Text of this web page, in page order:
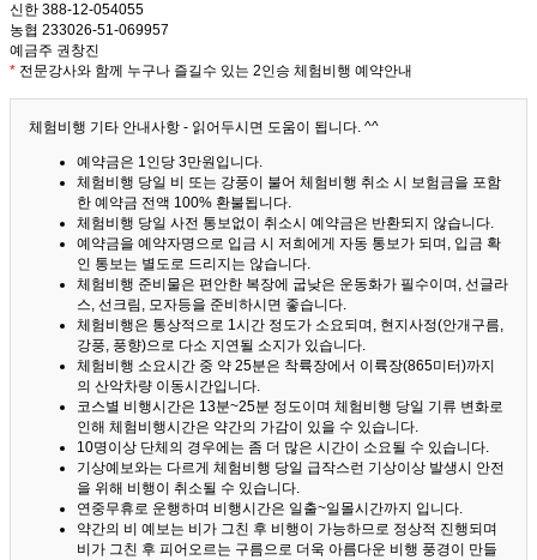
신한 388-12-054055
농협 233026-51-069957
예금주 권창진
* 전문강사와 함께 누구나 즐길수 있는 2인승 체험비행 예약안내
체험비행 기타 안내사항 - 읽어두시면 도움이 됩니다. ^^
예약금은 1인당 3만원입니다.
체험비행 당일 비 또는 강풍이 불어 체험비행 취소 시 보험금을 포함
한 예약금 전액 100% 환불됩니다.
체험비행 당일 사전 통보없이 취소시 예약금은 반환되지 않습니다.
예약금을 예약자명으로 입금 시 저희에게 자동 통보가 되며, 입금 확
인 통보는 별도로 드리지는 않습니다.
체험비행 준비물은 편안한 복장에 굽낮은 운동화가 필수이며, 선글라
스, 선크림, 모자등을 준비하시면 좋습니다.
체험비행은 통상적으로 1시간 정도가 소요되며, 현지사정(안개구름,
강풍, 풍향)으로 다소 지연될 소지가 있습니다.
체험비행 소요시간 중 약 25분은 착륙장에서 이륙장(865미터)까지
의 산악차량 이동시간입니다.
코스별 비행시간은 13분~25분 정도이며 체험비행 당일 기류 변화로
인해 체험비행시간은 약간의 가감이 있을 수 있습니다.
10명이상 단체의 경우에는 좀 더 많은 시간이 소요될 수 있습니다.
기상예보와는 다르게 체험비행 당일 급작스런 기상이상 발생시 안전
을 위해 비행이 취소될 수 있습니다.
연중무휴로 운행하며 비행시간은 일출~일몰시간까지 입니다.
약간의 비 예보는 비가 그친 후 비행이 가능하므로 정상적 진행되며
비가 그친 후 피어오르는 구름으로 더욱 아름다운 비행 풍경이 만들